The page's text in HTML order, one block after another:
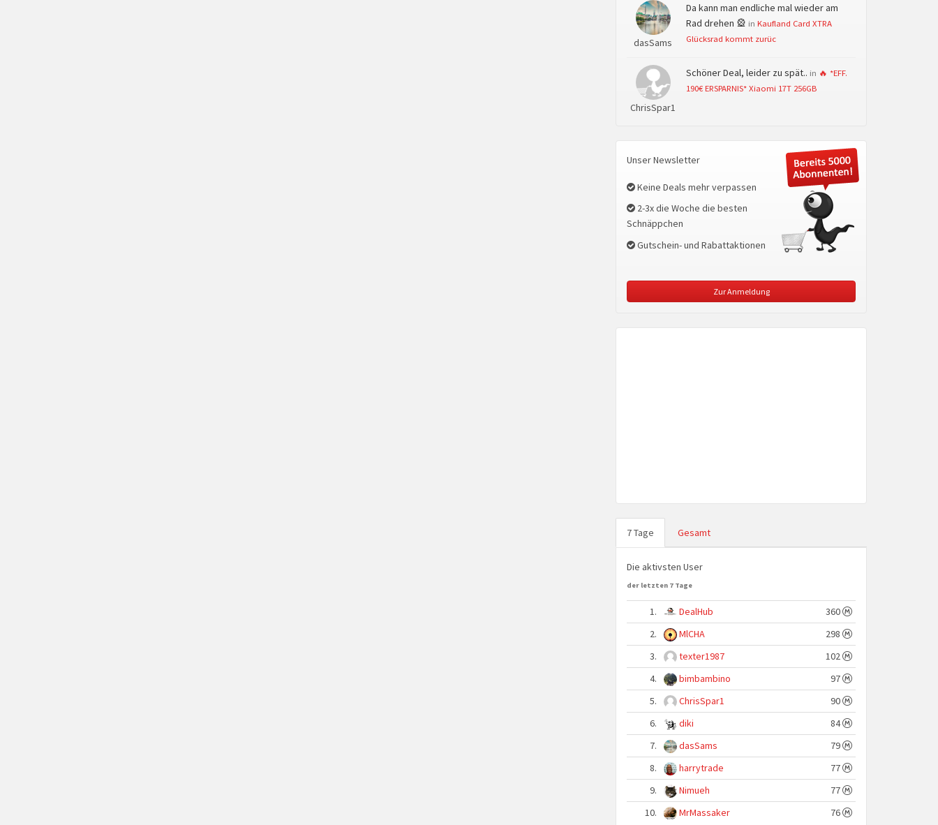
dasSams
Da kann man endliche mal wieder am
Rad drehen 🎡 in Kaufland Card XTRA
Glücksrad kommt zurüc
ChrisSpar1
Schöner Deal, leider zu spät.. in 🔥 *EFF.
190€ ERSPARNIS* Xiaomi 17T 256GB
Unser Newsletter
Keine Deals mehr verpassen
2-3x die Woche die besten
Schnäppchen
Gutschein- und Rabattaktionen
Zur Anmeldung
7 Tage Gesamt
Die aktivsten User
der letzten 7 Tage
1. DealHub
360
2.
MlCHA
298
3.
texter1987
102
4.
bimbambino
97
5.
ChrisSpar1
90
6.
diki
84
7.
dasSams
79
8.
harrytrade
77
9.
Nimueh
77
10.
MrMassaker 76